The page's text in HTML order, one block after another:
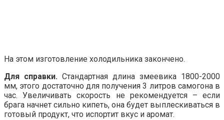
На этом изготовление холодильника закончено.
Для справки. Стандартная длина змеевика 1800-2000
мм, этого достаточно для получения 3 литров самогона в
час. Увеличивать скорость не рекомендуется – если
брага начнет сильно кипеть, она будет выплескиваться в
готовый продукт, что испортит вкус и аромат.